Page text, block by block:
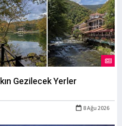
Gezilecek Yerler
8 Ağu 2026